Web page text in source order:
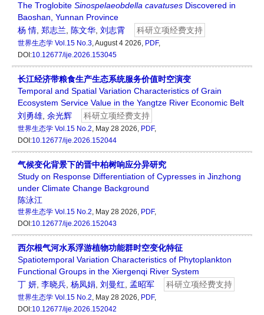
The Troglobite Sinospelaeobdella cavatuses Discovered in
Baoshan, Yunnan Province
杨 情 郑志兰 陈文华 刘志霄 科研立项经费支持
世界生态学 Vol.15 No.3, August 4 2026, PDF,
DOI:10.12677/ije.2026.153045
长江经济带粮食生产生态系统服务价值时空演变
Temporal and Spatial Variation Characteristics of Grain
Ecosystem Service Value in the Yangtze River Economic Belt
刘勇雄 余光辉 科研立项经费支持
世界生态学 Vol.15 No.2, May 28 2026, PDF,
DOI:10.12677/ije.2026.152044
气候变化背景下的晋中柏树响应分异研究
Study on Response Differentiation of Cypresses in Jinzhong
under Climate Change Background
陈泳江
世界生态学 Vol.15 No.2, May 28 2026, PDF,
DOI:10.12677/ije.2026.152043
西尔根气河水系浮游植物功能群时空变化特征
Spatiotemporal Variation Characteristics of Phytoplankton
Functional Groups in the Xiergenqi River System
丁 妍 李晓兵 杨凤娟 刘曼红 孟昭军 科研立项经费支持
世界生态学 Vol.15 No.2, May 28 2026, PDF,
DOI:10.12677/ije.2026.152042